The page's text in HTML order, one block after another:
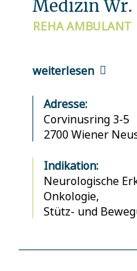
Medizin Wr.
REHAAMBULANT
weiterlesen
Adresse:
Corvinusring 3-5
2700 Wiener
Indikation:
Neurologische
Onkologie,
Stütz- und